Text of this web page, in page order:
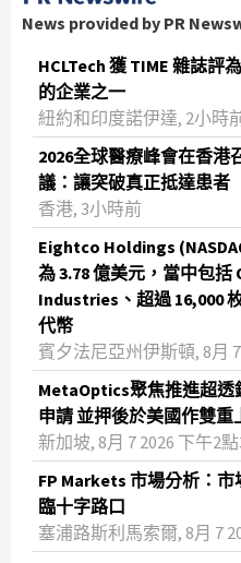
News provided by PR
HCLTech 獲 TIME 雜誌評
的企業之一
紐約和印度諾伊達, 2小時
2026全球醫療峰會在香港
議：讓突破真正抵達患者
香港, 3小時前
Eightco Holdings
為 3.78 億美元，當中包括
Industries、超過 16,000
代幣
賓夕法尼亞州伊斯頓, 8月
MetaOptics聚焦推進超透
申請 並押後於美國作雙重
新加坡, 8月 7 2026 下午2點
FP Markets 市場分析：
臨十字路口
塞浦路斯利馬索爾, 8月 7